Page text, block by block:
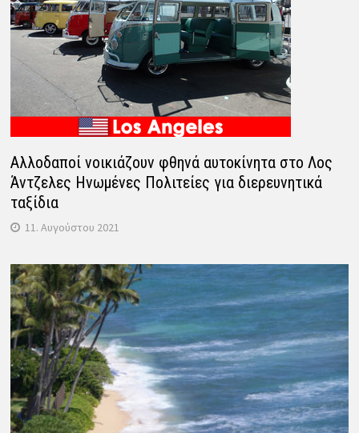
Αλλοδαποί νοικιάζουν φθηνά αυτοκίνητα στο Λος
Άντζελες Ηνωμένες Πολιτείες για διερευνητικά
ταξίδια
11. Αυγούστου 2021